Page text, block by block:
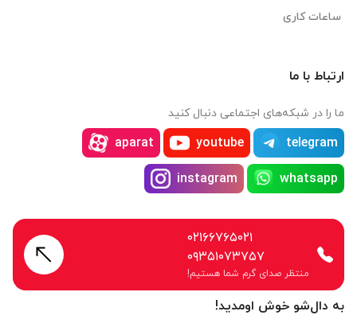
به دال‌شو خوش اومدید!
ساعات کاری
ارتباط با ما
ما را در شبکه‌های اجتماعی دنبال کنید
telegram
youtube
aparat
whatsapp
instagram
۰۲۱۶۶۷۶۵۰۲۱
۰۹۳۵۱۰۷۳۷۵۷
منتظر صدای گرم شما هستیم!